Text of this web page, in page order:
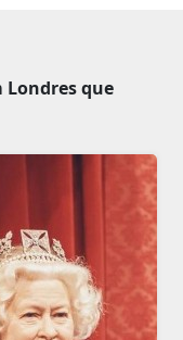
que